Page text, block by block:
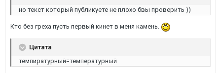
но текст который публикуете не плохо бвы проверить ))
Кто без греха пусть первый кинет в меня камень.
Цитата
темпиратурный=температурный